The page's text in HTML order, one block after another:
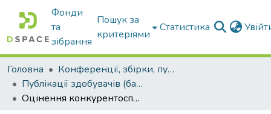
Фонди
та
зібрання
Пошук за
критеріями
Статистика
Головна
Конференції, збірки, публікації молодих вчених і здобувачів : магістрів, бакалаврів, аспірантів.
Публікації здобувачів (бакалаврів. магістрів, аспірантів)
Оцінення конкурентоспроможності на прикладі ПрАТ «Гощанський завод продтоварів»